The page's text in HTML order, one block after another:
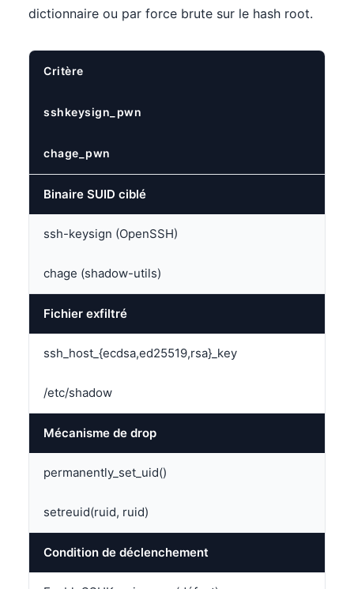
dictionnaire ou par force brute sur le hash root.
Critère
sshkeysign_pwn
chage_pwn
Binaire SUID ciblé
ssh-keysign (OpenSSH)
chage (shadow-utils)
Fichier exfiltré
ssh_host_{ecdsa,ed25519,rsa}_key
/etc/shadow
Mécanisme de drop
permanently_set_uid()
setreuid(ruid, ruid)
Condition de déclenchement